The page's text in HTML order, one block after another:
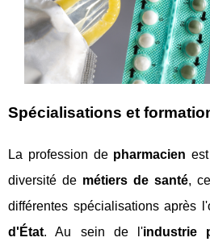
Spécialisations et
La profession de pharmacien
diversité de métiers de santé,
différentes spécialisations après
d'État. Au sein de l'industrie